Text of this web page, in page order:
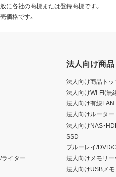
に各社の商標または登録商標です。
価格です。
ライター
法人向け商品
法人向け商品トッ
法人向けWi-Fi(無
法人向け有線LAN
法人向けルーター
法人向けNAS・
SSD
ブルーレイ/DVD/
法人向けメモリー
法人向けUSBメ